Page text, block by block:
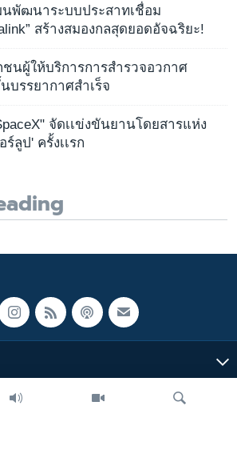
นพัฒนาระบบประสาทเชื่อม
สร้างสมองกลสุดยอดอัจฉริยะ!
ชนผู้ให้บริการการสำรวจอวกาศ
บรรยากาศสำเร็จ
จัดเเข่งขันยานโดยสารแห่ง
ลูป' ครั้งเเรก